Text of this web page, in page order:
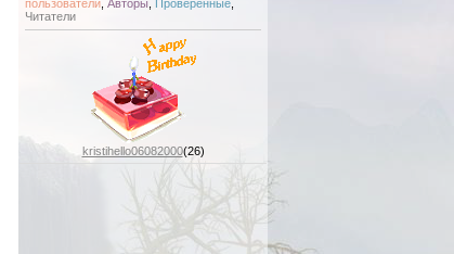
пользователи Авторы Проверенные
Читатели
kristihello06082000(26)